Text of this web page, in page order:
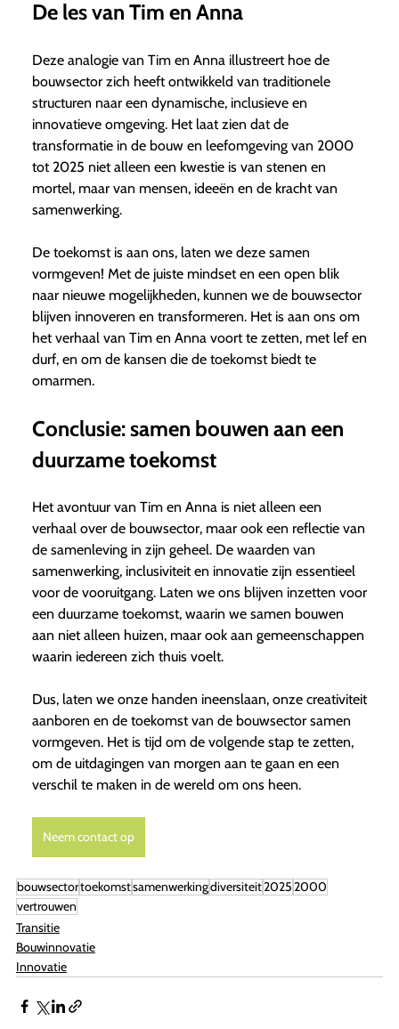
De les van Tim en Anna
Deze analogie van Tim en Anna illustreert hoe de
bouwsector zich heeft ontwikkeld van traditionele
structuren naar een dynamische, inclusieve en
innovatieve omgeving. Het laat zien dat de
transformatie in de bouw en leefomgeving van 2000
tot 2025 niet alleen een kwestie is van stenen en
mortel, maar van mensen, ideeën en de kracht van
samenwerking.
De toekomst is aan ons, laten we deze samen
vormgeven! Met de juiste mindset en een open blik
naar nieuwe mogelijkheden, kunnen we de bouwsector
blijven innoveren en transformeren. Het is aan ons om
het verhaal van Tim en Anna voort te zetten, met lef en
durf, en om de kansen die de toekomst biedt te
omarmen.
Conclusie: samen bouwen aan een
duurzame toekomst
Het avontuur van Tim en Anna is niet alleen een
verhaal over de bouwsector, maar ook een reflectie van
de samenleving in zijn geheel. De waarden van
samenwerking, inclusiviteit en innovatie zijn essentieel
voor de vooruitgang. Laten we ons blijven inzetten voor
een duurzame toekomst, waarin we samen bouwen
aan niet alleen huizen, maar ook aan gemeenschappen
waarin iedereen zich thuis voelt.
Dus, laten we onze handen ineenslaan, onze creativiteit
aanboren en de toekomst van de bouwsector samen
vormgeven. Het is tijd om de volgende stap te zetten,
om de uitdagingen van morgen aan te gaan en een
verschil te maken in de wereld om ons heen.
Neem contact op
bouwsectortoekomstsamenwerkingdiversiteit20252000
vertrouwen
Transitie
Bouwinnovatie
Innovatie